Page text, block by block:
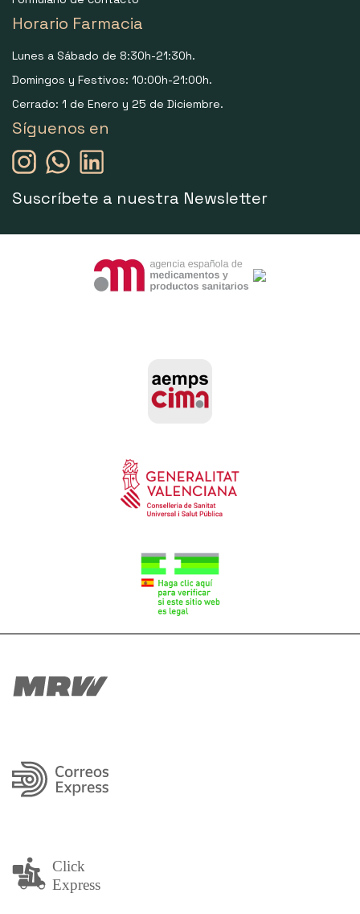
Horario Farmacia
Lunes a Sábado de 8:30h-21:30h.
Domingos y Festivos: 10:00h-21:00h.
Cerrado: 1 de Enero y 25 de Diciembre.
Síguenos en
Suscríbete a nuestra Newsletter